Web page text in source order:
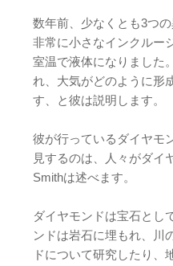
数年前、少なくとも3つ
非常に小さなインクルー
室温で液体になりました
れ、大気がどのように形
す、と彼は説明します。
彼が行っているダイヤモ
見するのは、人々がダイ
Smithは述べます。
ダイヤモンドは宝石とし
ンドは岩石に埋もれ、川
ドについて研究したり、